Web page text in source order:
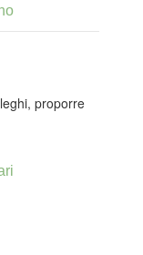
proporre